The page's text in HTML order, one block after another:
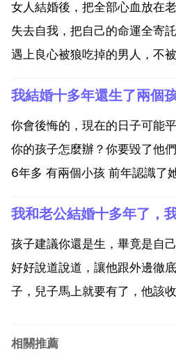
女人結婚後，把全部心血放在
失去自我，把自己的命運全寄
遇上良心被狼吃掉的男人，不
了，還是分開吧，早晚他會後
好。跟著他會受苦。再談一次
果斷離婚了 離...
你會後悔的，現在的日子可能
你的孩子怎麼辦？你要毀了他
6年多 有兩個小孩 前年認識了
她就不應該和你老婆離婚，你
情，回 不做死bai 就不會死，
孩子建議你還是生，畢竟是自
好好說道說道，讓他跟外邊徹
子，兒子馬上就要有了，他該
不生就扼殺了乙個靈魂 別去打
相關推薦